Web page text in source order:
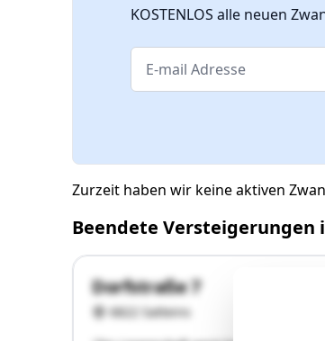
KOSTENLOS alle neuen
Zurzeit haben wir keine aktiven
Beendete Versteigerungen
Dorfstraße 7
6822 Satteins